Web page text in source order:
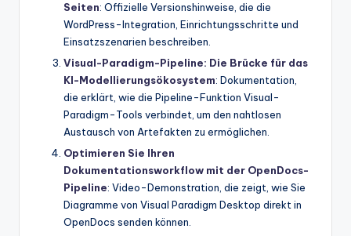
Seiten: Offizielle Versionshinweise, die die
WordPress-Integration, Einrichtungsschritte und
Einsatzszenarien beschreiben.
Visual-Paradigm-Pipeline: Die Brücke für das
KI-Modellierungsökosystem: Dokumentation,
die erklärt, wie die Pipeline-Funktion Visual-
Paradigm-Tools verbindet, um den nahtlosen
Austausch von Artefakten zu ermöglichen.
Optimieren Sie Ihren
Dokumentationsworkflow mit der OpenDocs-
Pipeline: Video-Demonstration, die zeigt, wie Sie
Diagramme von Visual Paradigm Desktop direkt in
OpenDocs senden können.